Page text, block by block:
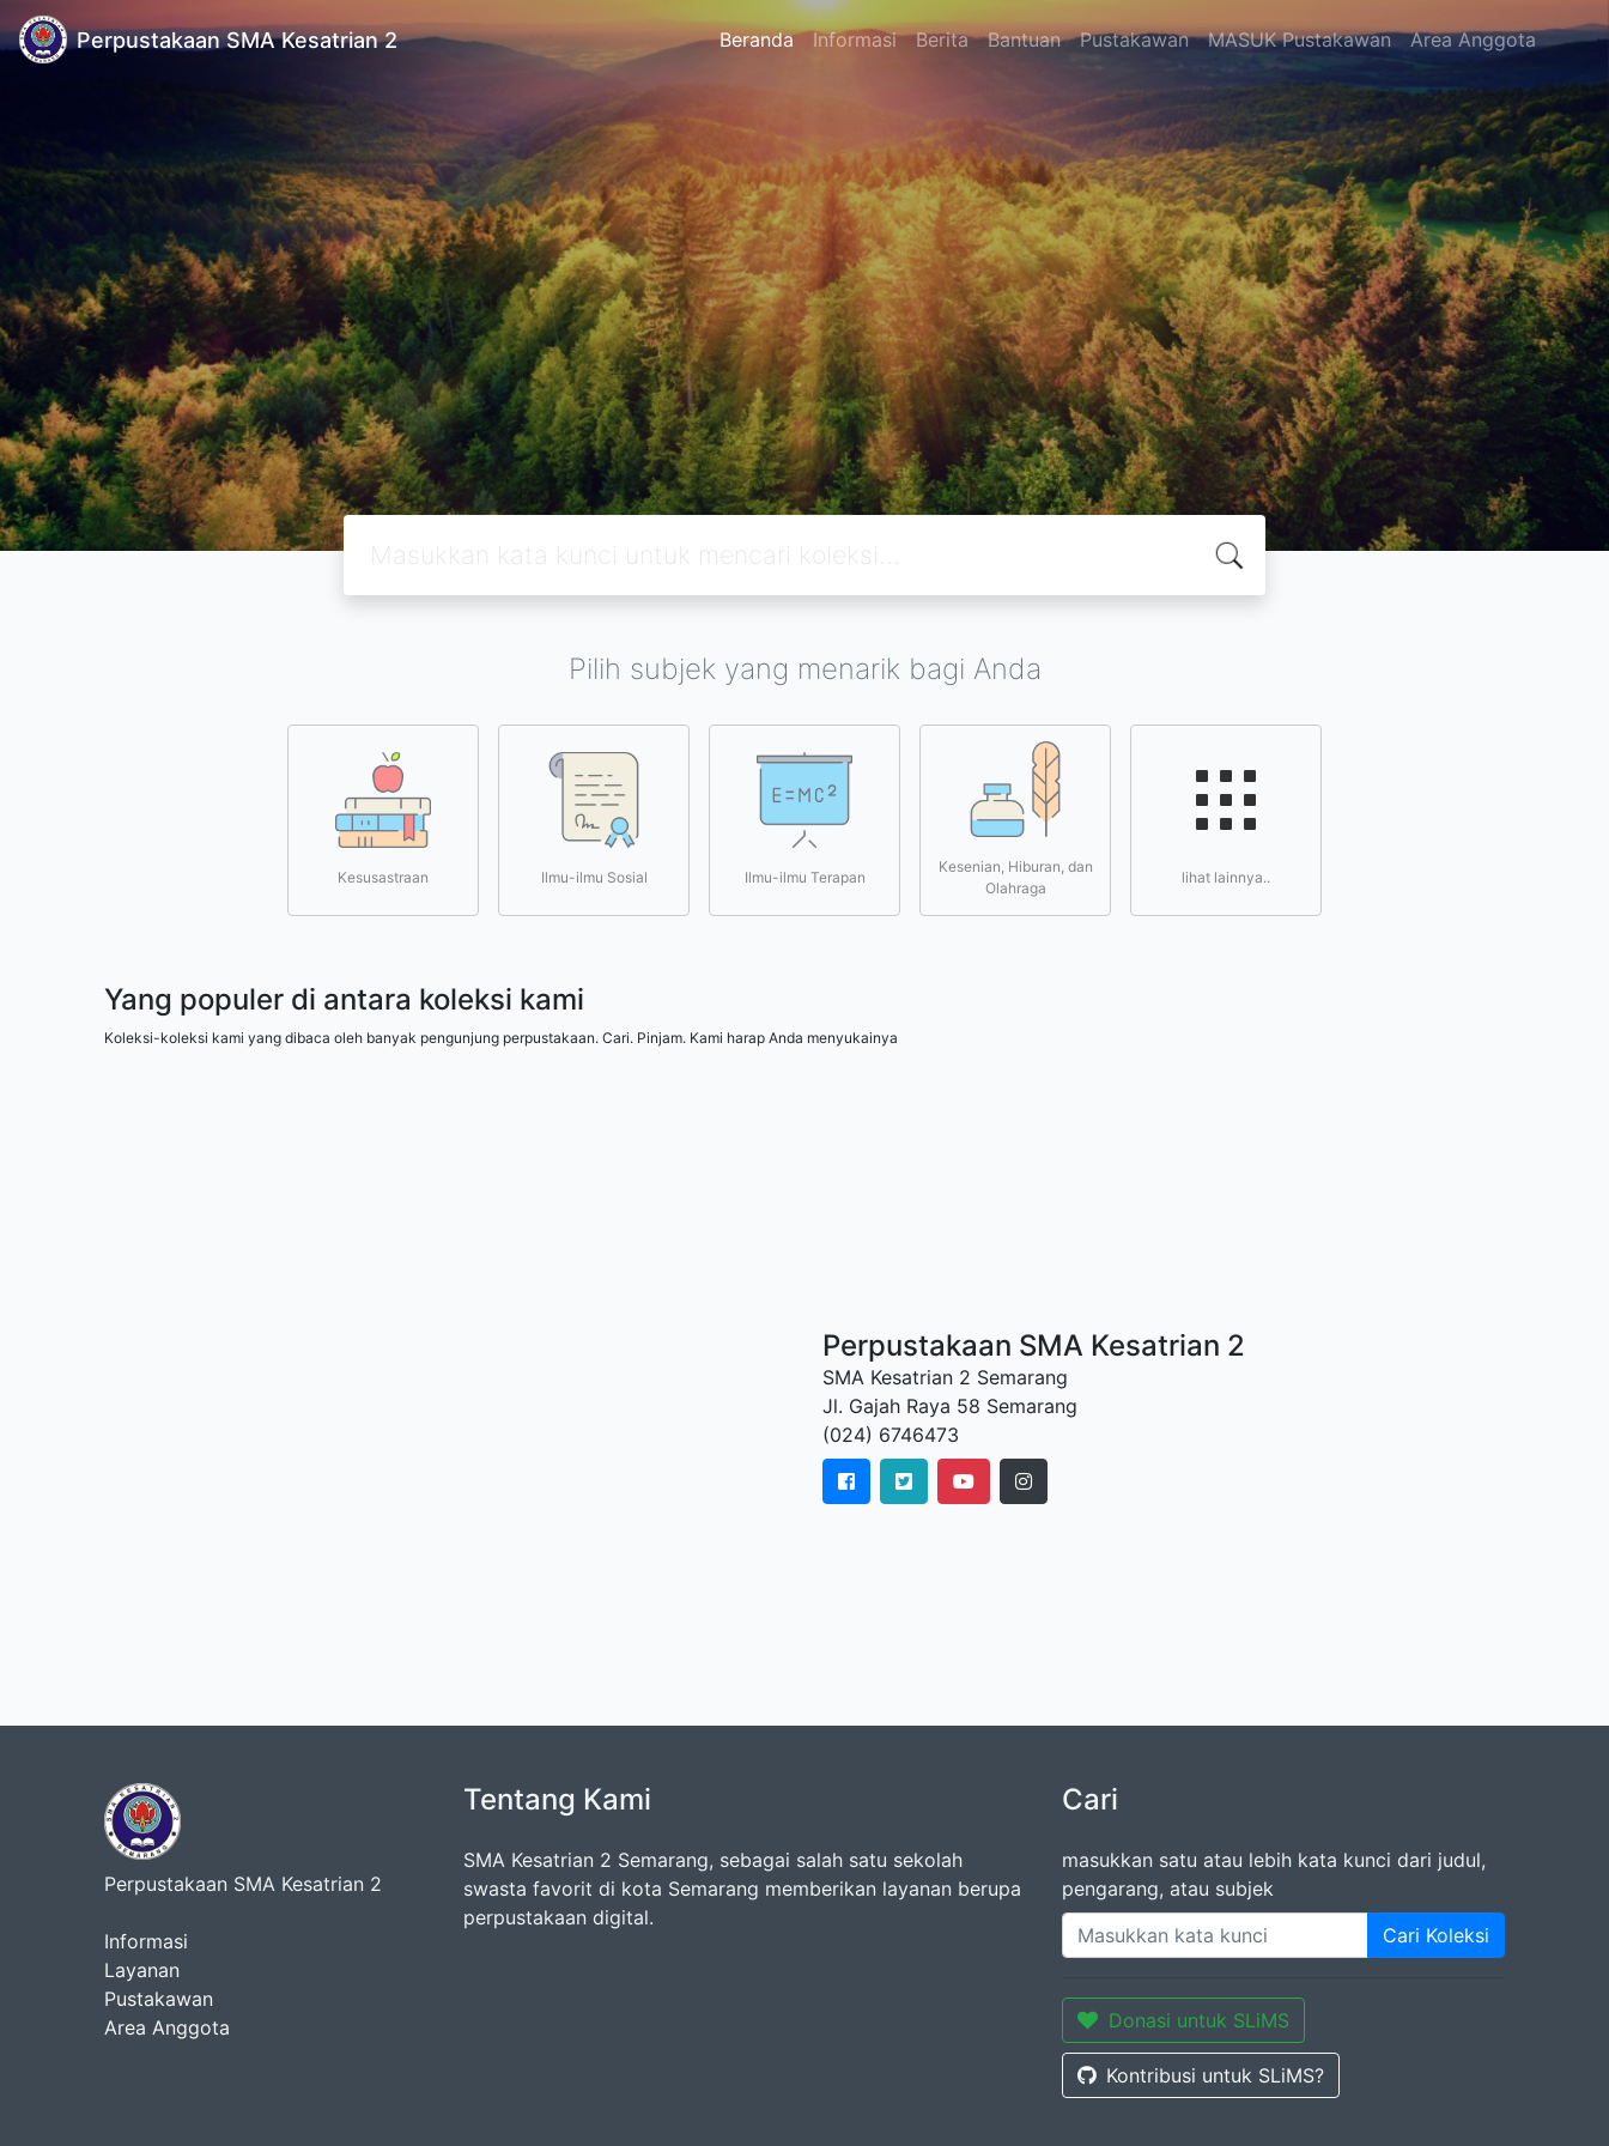
Perpustakaan SMA Kesatrian 2 Beranda Informasi Berita Bantuan Pustakawan MASUK Pustakawan Area Anggota
Pilih subjek yang menarik bagi Anda
Kesusastraan Ilmu-ilmu Sosial Ilmu-ilmu Terapan
Kesenian, Hiburan, dan
Olahraga
lihat lainnya..
Yang populer di antara koleksi kami
Koleksi-koleksi kami yang dibaca oleh banyak pengunjung perpustakaan. Cari. Pinjam. Kami harap Anda menyukainya
Perpustakaan SMA Kesatrian 2
SMA Kesatrian 2 Semarang
Jl. Gajah Raya 58 Semarang
(024) 6746473
Perpustakaan SMA Kesatrian 2
Informasi
Layanan
Pustakawan
Area Anggota
Tentang Kami
SMA Kesatrian 2 Semarang, sebagai salah satu sekolah
swasta favorit di kota Semarang memberikan layanan berupa
perpustakaan digital.
Cari
masukkan satu atau lebih kata kunci dari judul,
pengarang, atau subjek
Cari Koleksi
Donasi untuk SLiMS
Kontribusi untuk SLiMS?